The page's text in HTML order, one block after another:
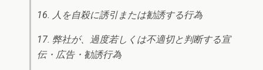
16. 人を自殺に誘引または勧誘する行為
17. 弊社が、過度若しくは不適切と判断する宣
伝・広告・勧誘行為